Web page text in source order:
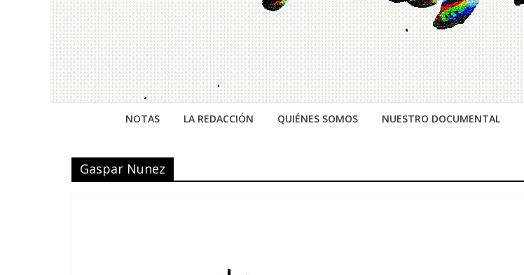
NOTAS LA REDACCIÓN QUIÉNES SOMOS NUESTRO DOCUMENTAL
Gaspar Nunez